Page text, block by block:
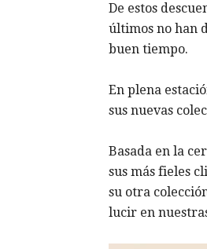
De estos
últimos no han
buen tiempo.
En plena
sus nuevas
Basada en la
sus más fieles
su otra
lucir en